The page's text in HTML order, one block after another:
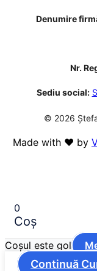
Denumire
Nr.
Sediu social:
© 2026
Made with ❤️ by
0
Coș
Coșul este gol
Continuă